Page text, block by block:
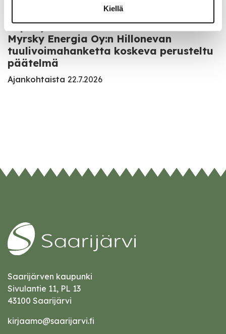
Kiellä
Lupa- ja valvontaviraston antama
Myrsky Energia Oy:n Hillonevan
tuulivoimahanketta koskeva perusteltu
päätelmä
Ajankohtaista 22.7.2026
Saarijärven kaupunki
Sivulantie 11, PL 13
43100 Saarijärvi
kirjaamo@saarijarvi.fi